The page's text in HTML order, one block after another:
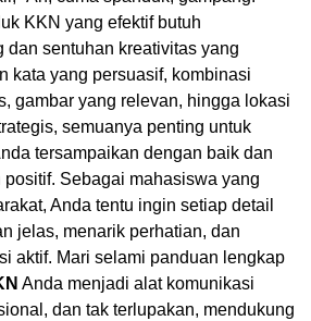
KKN yang efektif butuh
dan sentuhan kreativitas yang
kata yang persuasif, kombinasi
gambar yang relevan, hingga lokasi
semuanya penting untuk
tersampaikan dengan baik dan
Sebagai mahasiswa yang
Anda tentu ingin setiap detail
jelas, menarik perhatian, dan
aktif. Mari selami panduan lengkap
Anda menjadi alat komunikasi
dan tak terlupakan, mendukung